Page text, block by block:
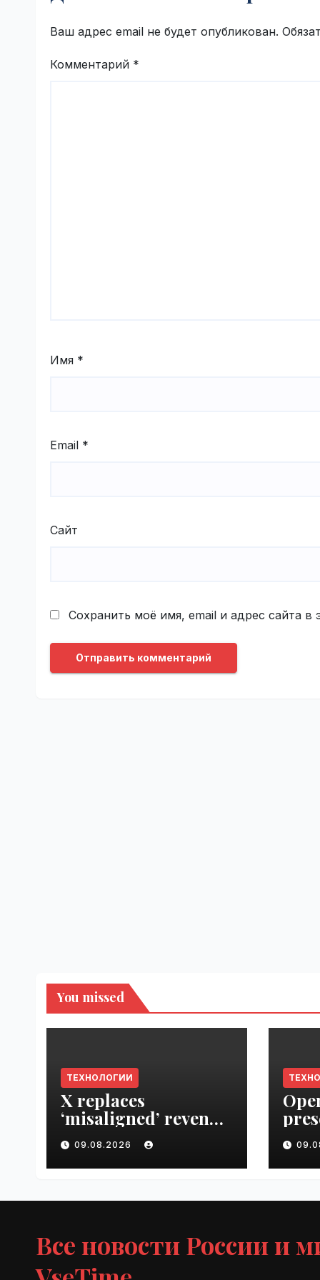
Ваш адрес email не будет опубликован.
Комментарий *
Имя *
Email *
Сайт
Сохранить моё имя, email и адрес сайта
You missed
ТЕХНОЛОГИИ
X replaces
‘misaligned’ revenue
sharing program
with Original
Content Rewards |
09.08.2026
Все новости России и